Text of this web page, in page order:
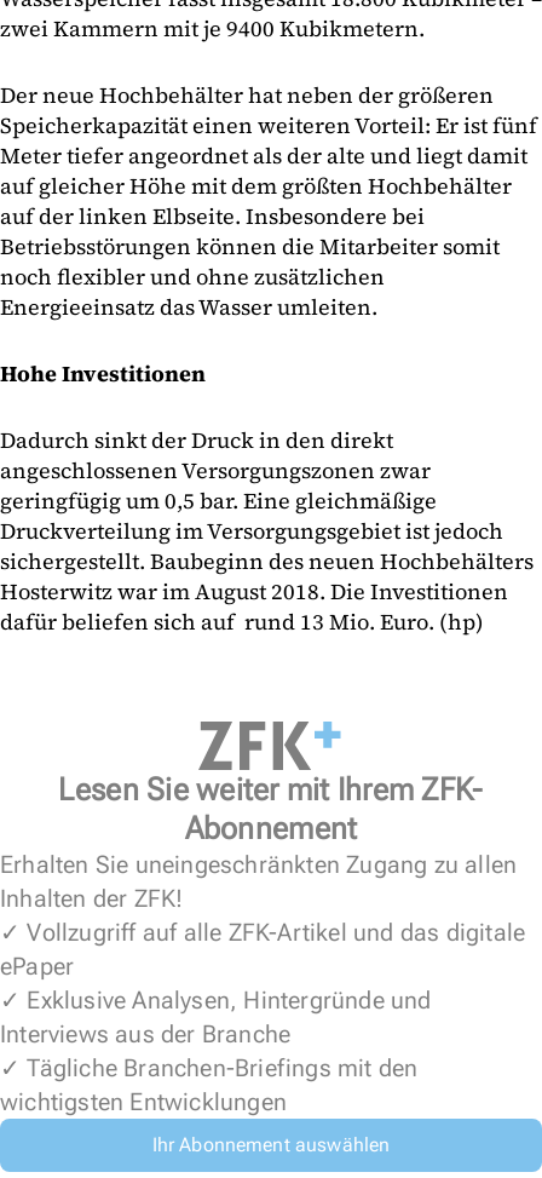
zwei Kammern mit je 9400 Kubikmetern.
Der neue Hochbehälter hat neben der größeren
Speicherkapazität einen weiteren Vorteil: Er ist fünf
Meter tiefer angeordnet als der alte und liegt damit
auf gleicher Höhe mit dem größten Hochbehälter
auf der linken Elbseite. Insbesondere bei
Betriebsstörungen können die Mitarbeiter somit
noch flexibler und ohne zusätzlichen
Energieeinsatz das Wasser umleiten.
Hohe Investitionen
Dadurch sinkt der Druck in den direkt
angeschlossenen Versorgungszonen zwar
geringfügig um 0,5 bar. Eine gleichmäßige
Druckverteilung im Versorgungsgebiet ist jedoch
sichergestellt. Baubeginn des neuen Hochbehälters
Hosterwitz war im August 2018. Die Investitionen
dafür beliefen sich auf rund 13 Mio. Euro. (hp)
Lesen Sie weiter mit Ihrem ZFK-
Abonnement
Erhalten Sie uneingeschränkten Zugang zu allen
Inhalten der ZFK!
✓ Vollzugriff auf alle ZFK-Artikel und das digitale
ePaper
✓ Exklusive Analysen, Hintergründe und
Interviews aus der Branche
✓ Tägliche Branchen-Briefings mit den
wichtigsten Entwicklungen
Ihr Abonnement auswählen